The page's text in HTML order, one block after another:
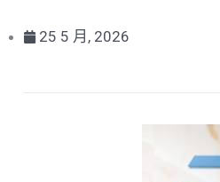
25 5 月, 2026